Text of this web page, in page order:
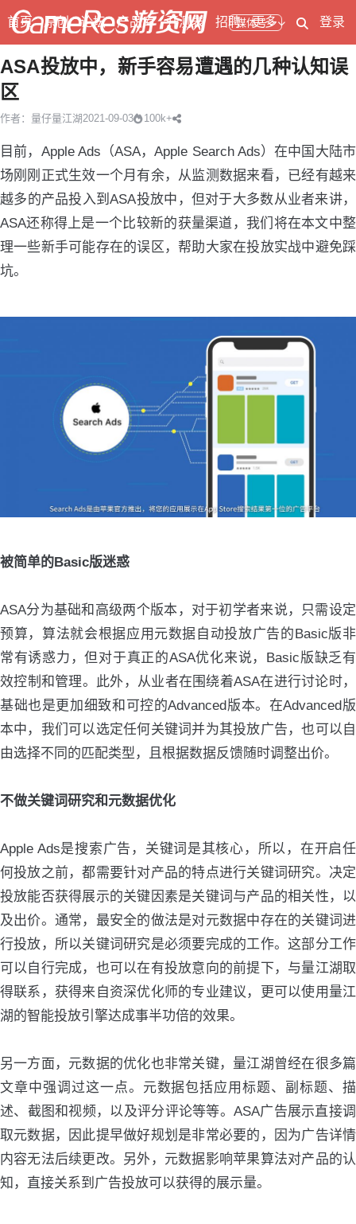
媒体号
首页 原创 论坛 产品库 开测表 招聘 更多 登录
ASA投放中，新手容易遭遇的几种认知误
区
作者：量仔量江湖2021-09-03 100k+
目前，Apple Ads（ASA，Apple Search Ads）在中国大陆市
场刚刚正式生效一个月有余，从监测数据来看，已经有越来
越多的产品投入到ASA投放中，但对于大多数从业者来讲，
ASA还称得上是一个比较新的获量渠道，我们将在本文中整
理一些新手可能存在的误区，帮助大家在投放实战中避免踩
坑。
被简单的Basic版迷惑
ASA分为基础和高级两个版本，对于初学者来说，只需设定
预算，算法就会根据应用元数据自动投放广告的Basic版非
常有诱惑力，但对于真正的ASA优化来说，Basic版缺乏有
效控制和管理。此外，从业者在围绕着ASA在进行讨论时，
基础也是更加细致和可控的Advanced版本。在Advanced版
本中，我们可以选定任何关键词并为其投放广告，也可以自
由选择不同的匹配类型，且根据数据反馈随时调整出价。
不做关键词研究和元数据优化
Apple Ads是搜索广告，关键词是其核心，所以，在开启任
何投放之前，都需要针对产品的特点进行关键词研究。决定
投放能否获得展示的关键因素是关键词与产品的相关性，以
及出价。通常，最安全的做法是对元数据中存在的关键词进
行投放，所以关键词研究是必须要完成的工作。这部分工作
可以自行完成，也可以在有投放意向的前提下，与量江湖取
得联系，获得来自资深优化师的专业建议，更可以使用量江
湖的智能投放引擎达成事半功倍的效果。
另一方面，元数据的优化也非常关键，量江湖曾经在很多篇
文章中强调过这一点。元数据包括应用标题、副标题、描
述、截图和视频，以及评分评论等等。ASA广告展示直接调
取元数据，因此提早做好规划是非常必要的，因为广告详情
内容无法后续更改。另外，元数据影响苹果算法对产品的认
知，直接关系到广告投放可以获得的展示量。